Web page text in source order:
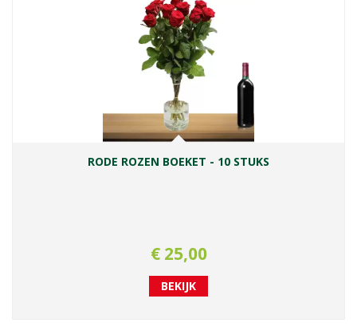
RODE ROZEN BOEKET - 10 STUKS
€ 25,00
BEKIJK